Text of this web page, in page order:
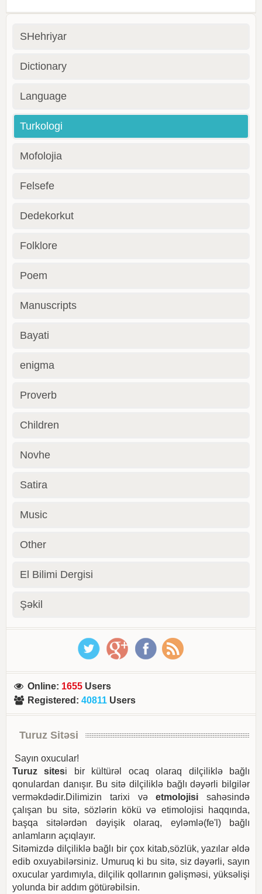
SHehriyar
Dictionary
Language
Turkologi
Mofolojia
Felsefe
Dedekorkut
Folklore
Poem
Manuscripts
Bayati
enigma
Proverb
Children
Novhe
Satira
Music
Other
El Bilimi Dergisi
Şəkil
Online: 1655 Users
Registered :40811 Users
Turuz Sitəsi
Sayın oxucular!
Turuz sitesi bir kültürəl ocaq olaraq dilçiliklə bağlı
qonulardan danışır. Bu sitə dilçiliklə bağlı dəyərli bilgilər
verməkdədir.Dilimizin tarixi vəetmolojisi sahəsində
çalışan bu sitə, sözlərin kökü və etimolojisi haqqında,
başqa sitələrdən dəyişik olaraq, eyləmlə(fe'l) bağlı
anlamların açıqlayır.
Sitəmizdə dilçiliklə bağlı bir çox kitab,sözlük, yazılar əldə
edib oxuyabilərsiniz. Umuruq ki bu sitə, siz dəyərli, sayın
oxucular yardımıyla, dilçilik qollarının gəlişməsi, yüksəlişi
yolunda bir addım götürəbilsin.